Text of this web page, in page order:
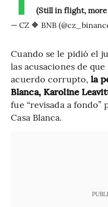
(Still in flight,
— CZ 🔶 BNB
Cuando se le pidió el
las acusaciones de
acuerdo corrupto,la
Blanca, Karoline
fue “revisada a fondo”
Casa Blanca.